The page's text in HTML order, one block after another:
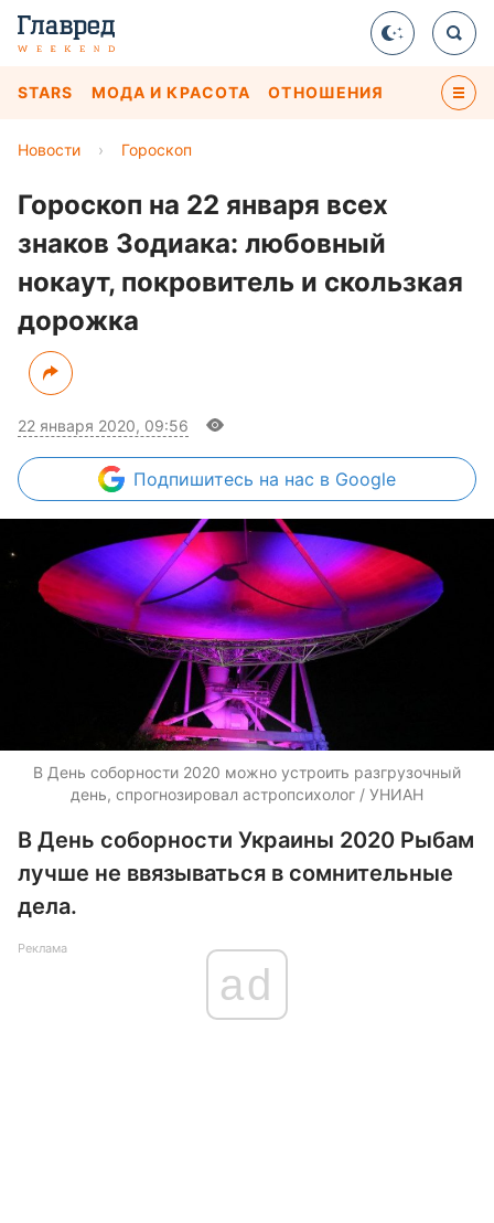
STARS МОДА И КРАСОТА ОТНОШЕНИЯ
Новости › Гороскоп
Гороскоп на 22 января всех
знаков Зодиака: любовный
нокаут, покровитель и скользкая
дорожка
22 января 2020, 09:56
Подпишитесь на нас в Google
В День соборности 2020 можно устроить разгрузочный
день, спрогнозировал астропсихолог / УНИАН
В День соборности Украины 2020 Рыбам
лучше не ввязываться в сомнительные
дела.
Реклама
ad